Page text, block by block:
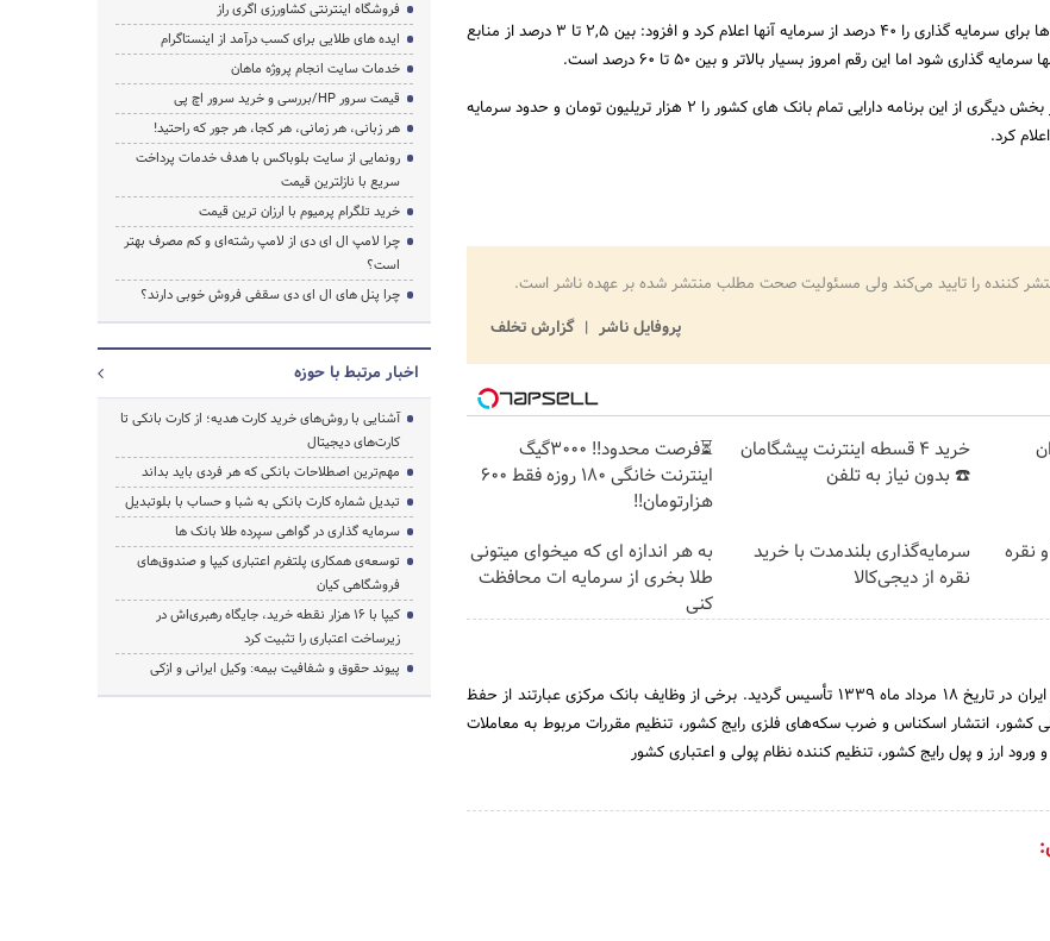
وی حداکثر سقف مجاز بانک ها برای سرمایه گذاری را 40 درصد از سرمایه آنها اعلام کرد و افزود: بین 2,5 تا 3 درصد از منابع
گذاری شود اما این رقم امروز بسیار بالاتر و بین 50 تا 60 درصد است.
معاون نظارتی بانک مرکزی در بخش دیگری از این برنامه دارایی تمام بانک های کشور را 2 هزار تریلیون تومان و حدود سرمایه
کننده را تایید می‌کند ولی مسئولیت صحت مطلب منتشر شده بر عهده ناشر است.
پروفایل ناشر
گزارش تخلف
خرید 4 قسطه اینترنت پیشگامان
☎️ بدون نیاز به تلفن
⏳فرصت محدود!! 3000گیگ
اینترنت خانگی 180 روزه فقط 600
هزارتومان!!
نقره
سرمایه‌گذاری بلندمدت با خرید
نقره از دیجی‌کالا
به هر اندازه ای که میخوای میتونی
طلا بخری از سرمایه ات محافظت
کنی
بانک مرکزی جمهوری اسلامی ایران در تاریخ 18 مرداد ماه 1339 تأسیس گردید. برخی از وظایف بانک مرکزی عبارتند از حفظ
کشور، انتشار اسکناس و ضرب سکه‌های فلزی رایج کشور، تنظیم مقررات مربوط به معاملات
ورود ارز و پول رایج کشور، تنظیم کننده نظام پولی و اعتباری کشور
فروشگاه اینترنتی کشاورزی اگری راز
ایده های طلایی برای کسب درآمد از اینستاگرام
خدمات سایت انجام پروژه ماهان
قیمت سرور HP/بررسی و خرید سرور اچ پی
هر زبانی، هر زمانی، هر کجا، هر جور که راحتید!
رونمایی از سایت بلوباکس با هدف خدمات پرداخت
سریع با نازلترین قیمت
خرید تلگرام پرمیوم با ارزان ترین قیمت
چرا لامپ ال ای دی از لامپ رشته‌ای و کم مصرف بهتر
است؟
چرا پنل های ال ای دی سقفی فروش خوبی دارند؟
اخبار مرتبط با حوزه
آشنایی با روش‌های خرید کارت هدیه؛ از کارت بانکی تا
کارت‌های دیجیتال
مهم‌ترین اصطلاحات بانکی که هر فردی باید بداند
تبدیل شماره کارت بانکی به شبا و حساب با بلوتبدیل
سرمایه گذاری در گواهی سپرده طلا بانک ها
توسعه‌ی همکاری‌ پلتفرم اعتباری کیپا و صندوق‌های
فروشگاهی کیان
کیپا با ۱۶ هزار نقطه خرید، جایگاه رهبری‌اش در
زیرساخت اعتباری را تثبیت کرد
پیوند حقوق و شفافیت بیمه: وکیل ایرانی و ازکی